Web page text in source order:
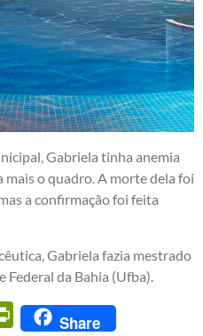
Gabriela tinha anemia
o quadro. A morte dela foi
a confirmação foi feita
Gabriela fazia mestrado
da Bahia (Ufba).
PrintFriendly
Share